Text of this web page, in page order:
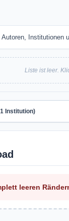
Autoren, Institutionen
Liste ist leer.
Institution)
leeren